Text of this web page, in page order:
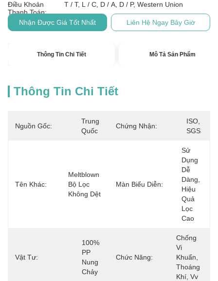
Điều Khoản
Thanh Toán:
T / T, L / C, D / A, D / P, Western Union
Nhận Được Giá Tốt Nhất Liên Hệ Ngay Bây Giờ
Thông Tin Chi Tiết Mô Tả Sản Phẩm
Thông Tin Chi Tiết
Nguồn Gốc:
Trung
Quốc
Chứng Nhận:
ISO,
SGS
Tên Khác:
Meltblown
Bộ Lọc
Không Dệt
Màn Biểu Diễn:
Sử
Dụng
Dễ
Dàng,
Hiệu
Quả
Lọc
Cao
Vật Tư:
100%
PP
Nung
Chảy
Chức Năng:
Chống
Vi
Khuẩn,
Thoáng
Khí, Vv